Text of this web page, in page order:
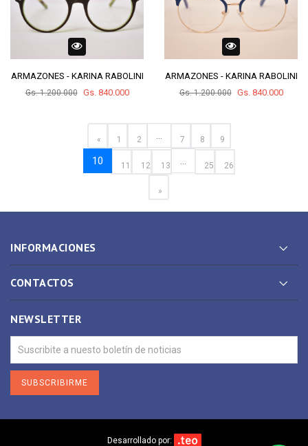
ARMAZONES - KARINA RABOLINI
Gs. 1.200.000 Gs. 840.000
ARMAZONES - KARINA RABOLINI
Gs. 1.200.000 Gs. 840.000
« 1 2 7 8 9
10 11 12 13 ... 25 26
»
INFORMACIONES
CONTACTOS
NEWSLETTER
SUBSCRIBIRME
Desarrollado por: